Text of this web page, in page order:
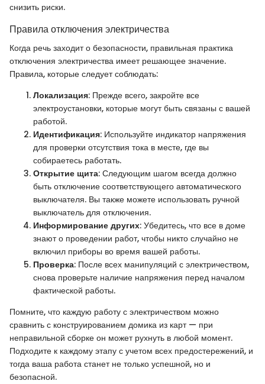
снизить риски.
Правила отключения электричества
Когда речь заходит о безопасности, правильная практика
отключения электричества имеет решающее значение.
Правила, которые следует соблюдать:
Локализация: Прежде всего, закройте все
электроустановки, которые могут быть связаны с вашей
работой.
Идентификация: Используйте индикатор напряжения
для проверки отсутствия тока в месте, где вы
собираетесь работать.
Открытие щита: Следующим шагом всегда должно
быть отключение соответствующего автоматического
выключателя. Вы также можете использовать ручной
выключатель для отключения.
Информирование других: Убедитесь, что все в доме
знают о проведении работ, чтобы никто случайно не
включил приборы во время вашей работы.
Проверка: После всех манипуляций с электричеством,
снова проверьте наличие напряжения перед началом
фактической работы.
Помните, что каждую работу с электричеством можно
сравнить с конструированием домика из карт — при
неправильной сборке он может рухнуть в любой момент.
Подходите к каждому этапу с учетом всех предостережений, и
тогда ваша работа станет не только успешной, но и
безопасной.